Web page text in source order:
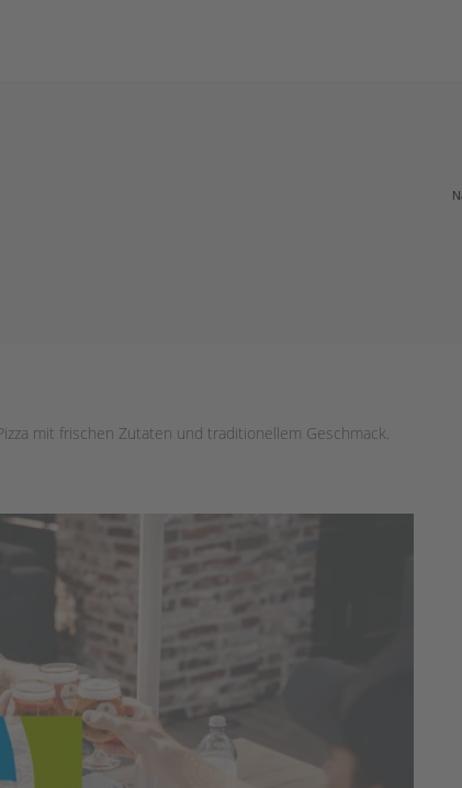
mit frischen Zutaten und traditionellem Geschmack.